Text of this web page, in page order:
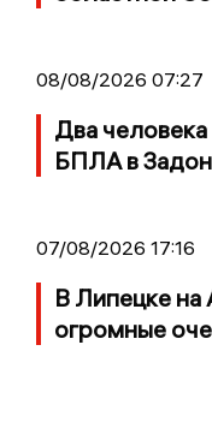
08/08/2026 07:27
Два
БПЛА в
07/08/2026 17:16
В Липецке на
огромные